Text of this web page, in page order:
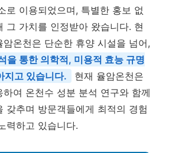
로 이용되었으며, 특별한 홍보 없
그 가치를 인정받아 왔습니다. 현
온천은 단순한 휴양 시설을 넘어,
을 통한 의학적, 미용적 효능 규명
지고 있습니다.
현재 율암온천은
여 온천수 성분 분석 연구와 함께
갖추며 방문객들에게 최적의 경험
력하고 있습니다.